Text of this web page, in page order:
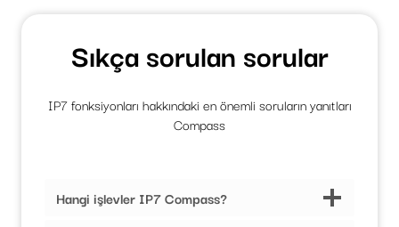
Sıkça sorulan sorular
IP7 fonksiyonları hakkındaki en önemli soruların yanıtları
Compass
Hangi işlevler IP7 Compass?